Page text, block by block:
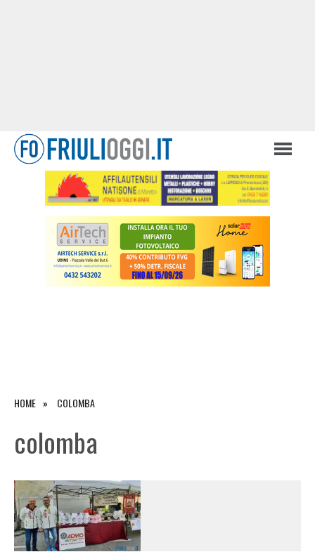
HOME COLOMBA
colomba